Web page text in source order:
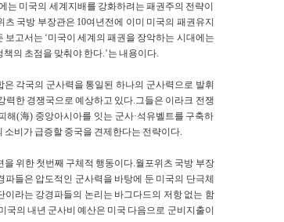
는 미국의 세계지배를 강화하려는 패권주의 전략이
국방 부장관은 10여년전에 이미 미국의 패권유지
고서는 ‘미국이 세계의 패권을 장악하는 시대에는
의 초점을 맞춰야 한다.’는 내용이다.
각국의 군사력을 통일된 하나의 군사력으로 발휘
력한 경쟁국으로 예상하고 있다.그들은 이라크 전쟁
해(海) 중앙아시아를 잇는 군사·석유벨트를 구축하
비가 급증할 중국을 견제한다는 전략이다.
위한 첫번째 구체적 행동이다.월포위츠 국방 부장
들은 압도적인 군사력을 바탕에 둔 미국의 단극체
라는 강경파들의 논리는 바그다드의 저항 없는 함
의 내년 군사비 예산은 미국 다음으로 군비지출이